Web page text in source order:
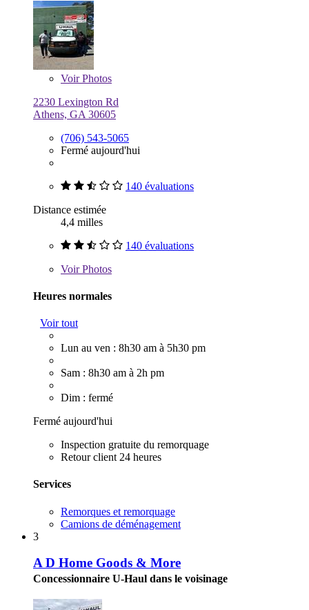
VoirPhotos
2230 Lexington Rd
Athens, GA 30605
(706) 543-5065
Fermé aujourd'hui
140 évaluations
Distance estimée
4,4 milles
140 évaluations
VoirPhotos
Heures normales
Voir tout
Lun au ven : 8h30 am à 5h30 pm
Sam : 8h30 am à 2h pm
Dim : fermé
Fermé aujourd'hui
Inspection gratuite du remorquage
Retour client 24 heures
Services
Remorques et remorquage
Camions de déménagement
3
A D Home Goods & More
Concessionnaire U-Haul dans le voisinage